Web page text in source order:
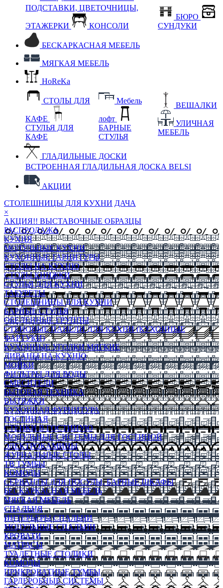
ПОДСТАВКИ, ЦВЕТОЧНИЦЫ,
ЭТАЖЕРКИ КОНСОЛИ
БЮРО
СУНДУКИ
БЕСКАРКАСНАЯ МЕБЕЛЬ
МЯГКАЯ МЕБЕЛЬ
HoReKa
СТОЛЫ ДЛЯ
КАФЕ
СТУЛЬЯ ДЛЯ
КАФЕ
Мебель
лофт
БАРНЫЕ
СТУЛЬЯ
ВЕШАЛКИ
УЛИЧНАЯ
МЕБЕЛЬ
ГЛАДИЛЬНЫЕ ДОСКИ
ВСТРОЕННАЯ ГЛАДИЛЬНАЯ ДОСКА BELSI
АКЦИИ
СТОЛЕШНИЦЫ ДЛЯ КУХНИ ДАЧА
×
АКЦИЯ!! ВЫСТАВОЧНЫЕ ОБРАЗЦЫ
РАСПРОДАЖА
КУХНЯ
МОДУЛЬНЫЕ КУХНИ
КУХОННЫЕ ГАРНИТУРЫ
СТОЛЫ НА КУХНЮ
СТОЛЫ КНИЖКИ
СТУЛЬЯ ДЛЯ КУХНИ
ТАБУРЕТЫ
СТОЛЕШНИЦЫ ДЛЯ КУХНИ
БАРНЫЕ СТУЛЬЯ
ОБЕДЕННЫЕ ГРУППЫ
СТЕНОВЫЕ ПАНЕЛИ ДЛЯ КУХНИ (КУХОННЫЕ
ФАРТУКИ)
КУХОННЫЕ УГОЛКИ МЯГКИЕ
ДИВАНЫ НА КУХНЮ
МОЙКИ
ФИЛЬТРЫ ДЛЯ ВОДЫ
СМЕСИТЕЛИ
БЫТОВАЯ ТЕХНИКА
ВЫТЯЖКИ
КУХОННАЯ ФУРНИТУРА
ГОСТИНАЯ
СТЕНКИ В ГОСТИНУЮ
МОДУЛЬНЫЕ СИСТЕМЫ ДЛЯ ГОСТИНОЙ
ЭЛЕКТРОКАМИНЫ
ЖУРНАЛЬНЫЕ СТОЛЫ
ТВ ТУМБЫ
КОМОДЫ
СЕРВАНТЫ ДЛЯ ПОСУДЫ, БАРНЫЕ ШКАФЫ
БЕСКАРКАСНАЯ МЕБЕЛЬ
МЯГКАЯ МЕБЕЛЬ
СПАЛЬНЯ
ИНТЕРЬЕРЫ СПАЛЬНИ
МОДУЛЬНЫЕ СПАЛЬНИ
КРОВАТИ
МАТРАСЫ
ТУАЛЕТНЫЕ СТОЛИКИ
КОМОДЫ
ПРИКРОВАТНЫЕ ТУМБЫ
ГАРДЕРОБНЫЕ СИСТЕМЫ